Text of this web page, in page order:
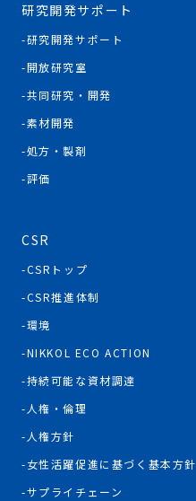
研究開発サポート
研究開発サポート
開放研究室
共同研究・開発
素材開発
処方・製剤
評価
CSR
CSRトップ
CSR推進体制
環境
NIKKOL ECO ACTION
持続可能な資材調達
人権・倫理
人権方針
女性活躍促進に基づく基本方針
サプライチェーン